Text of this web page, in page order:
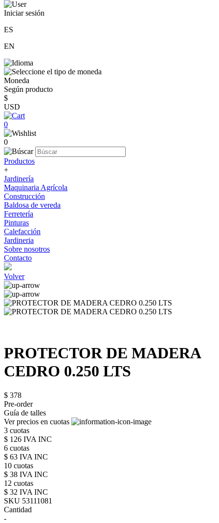
Iniciar sesión
ES
EN
Moneda
Según producto
$
USD
0
0
Productos
+
Jardinería
Maquinaria Agrícola
Construcción
Baldosa de vereda
Ferretería
Pinturas
Calefacción
Jardineria
Sobre nosotros
Contacto
Volver
PROTECTOR DE MADERA
CEDRO 0.250 LTS
$ 378
Pre-order
Guía de talles
Ver precios en cuotas
3 cuotas
$ 126 IVA INC
6 cuotas
$ 63 IVA INC
10 cuotas
$ 38 IVA INC
12 cuotas
$ 32 IVA INC
SKU 53111081
Cantidad
-